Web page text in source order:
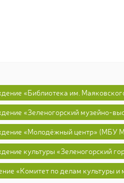
«Библиотека им.
«Зеленогорский музейно-
«Молодёжный центр» (МБУ
культуры «Зеленогорский
«Комитет по делам культуры